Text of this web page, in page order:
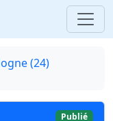
(24)
Publié